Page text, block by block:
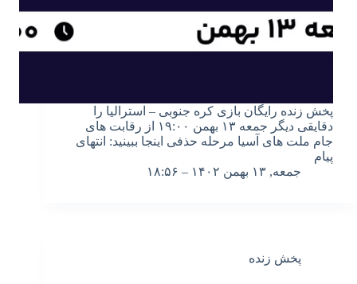
پخش زنده رایگان بازی کره جنوبی – استرالیا را
دقایقی دیگر جمعه ۱۳ بهمن ۱۹:۰۰ از رقابت های
جام ملت های آسیا مرحله حذفی اینجا ببینید: انتهای
پیام
جمعه, ۱۳ بهمن ۱۴۰۲ – ۱۸:۵۶
پخش زنده